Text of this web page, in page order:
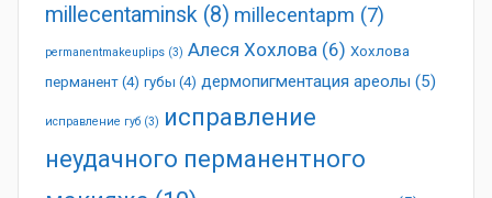
millecentaminsk (8) millecentapm (7)
permanentmakeuplips (3) Алеся Хохлова (6) Хохлова
перманент (4) губы (4) дермопигментация ареолы (5)
исправление губ (3) исправление
неудачного перманентного